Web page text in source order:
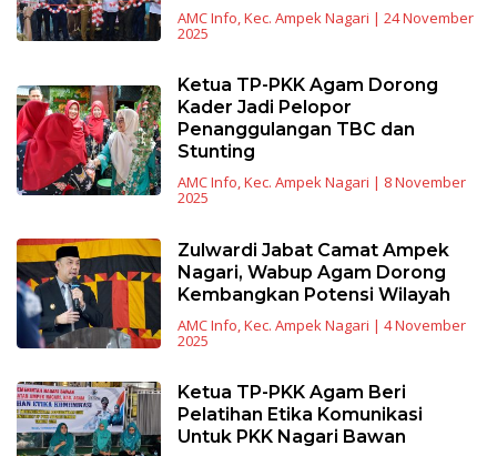
AMC Info,Kec. Ampek Nagari | 24 November
2025
Ketua TP-PKK Agam Dorong
Kader Jadi Pelopor
Penanggulangan TBC dan
Stunting
AMC Info,Kec. Ampek Nagari | 8 November
2025
Zulwardi Jabat Camat Ampek
Nagari, Wabup Agam Dorong
Kembangkan Potensi Wilayah
AMC Info,Kec. Ampek Nagari | 4 November
2025
Ketua TP-PKK Agam Beri
Pelatihan Etika Komunikasi
Untuk PKK Nagari Bawan